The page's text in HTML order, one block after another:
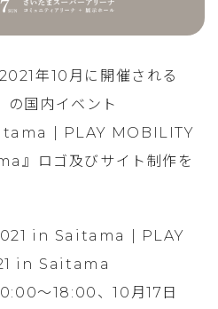
年10月に開催される
の国内イベント
| PLAY MOBILITY
』ロゴ及びサイト制作を
in Saitama | PLAY
in Saitama
〜18:00、10月17日